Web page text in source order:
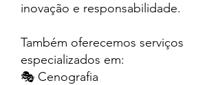
inovação e responsabilidade.
Também oferecemos serviços
especializados em:
🎭 Cenografia